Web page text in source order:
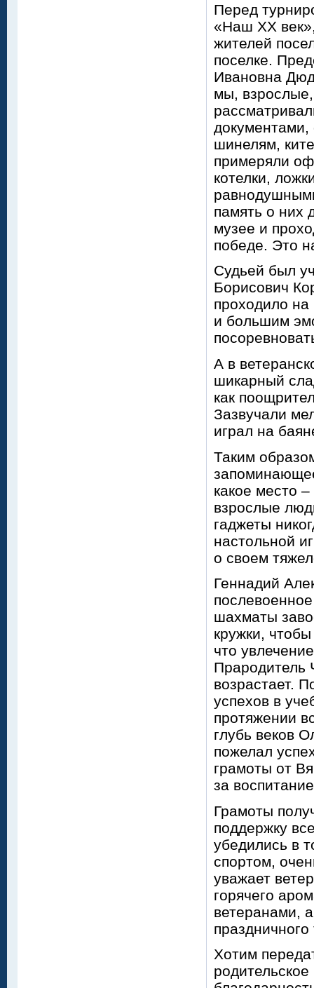
Перед
«Наш XX
жителей
поселке.
Ивановна
мы,
документами,
шинелям,
примеряли
котелки,
память о них
музее и
победе. Это
Судьей был
Борисович
проходило
и большим
А в
шикарный
как
Зазвучали
играл на
Таким
какое место
взрослые
гаджеты
настольной
о своем
Геннадий
шахматы
кружки,
что
Прародитель
возрастает.
успехов в
протяжении
глубь веков
пожелал
грамоты от
за
Грамоты
поддержку
убедились в
спортом,
уважает
горячего
ветеранами,
Хотим